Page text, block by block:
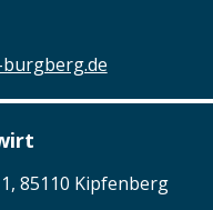
85110 Kipfenberg